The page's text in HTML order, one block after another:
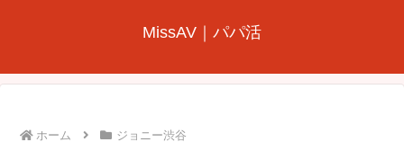
MissAV｜パパ活
ホーム ジョニー渋谷